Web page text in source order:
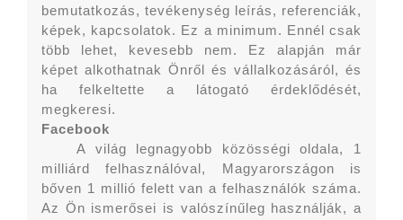
bemutatkozás, tevékenység leírás, referenciák,
képek, kapcsolatok. Ez a minimum. Ennél csak
több lehet, kevesebb nem. Ez alapján már
képet alkothatnak Önről és vállalkozásáról, és
ha felkeltette a látogató érdeklődését,
megkeresi.
Facebook
A világ legnagyobb közösségi oldala, 1
milliárd felhasználóval, Magyarországon is
bőven 1 millió felett van a felhasználók száma.
Az Ön ismerősei is valószínűleg használják, a